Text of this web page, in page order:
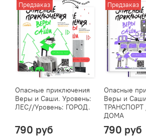
Предзаказ
Опасные приключения
Веры и Саши. Уровень:
ЛЕС//Уровень: ГОРОД.
790 руб
Предзаказ
Опасные
Веры и
ДОМА
790 руб